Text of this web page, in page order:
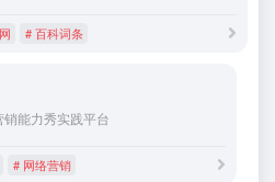
# 百科词条
能力秀实践平台
# 网络营销